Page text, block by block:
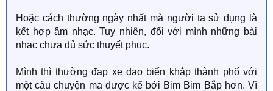
Hoặc cách thường ngày nhất mà người ta sử dụng là
kết hợp âm nhạc. Tuy nhiên, đối với mình những bài
nhạc chưa đủ sức thuyết phục.
Mình thì thường đạp xe dạo biển khắp thành phố với
một câu chuyện ma được kể bởi Bim Bim Bắp hơn. Vì